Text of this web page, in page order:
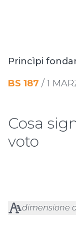
Princìpi
BS 187 / 1
Cosa
voto
dimensione